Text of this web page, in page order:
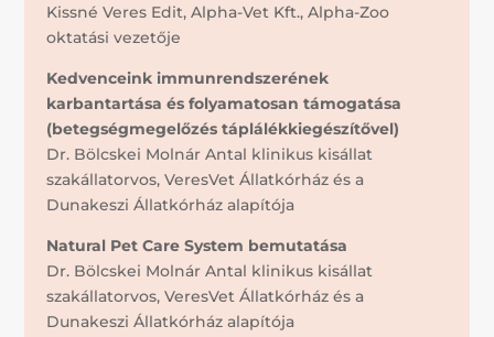
Kissné Veres Edit, Alpha-Vet Kft., Alpha-Zoo
oktatási vezetője
Kedvenceink immunrendszerének
karbantartása és folyamatosan támogatása
(betegségmegelőzés táplálékkiegészítővel)
Dr. Bölcskei Molnár Antal klinikus kisállat
szakállatorvos, VeresVet Állatkórház és a
Dunakeszi Állatkórház alapítója
Natural Pet Care System bemutatása
Dr. Bölcskei Molnár Antal klinikus kisállat
szakállatorvos, VeresVet Állatkórház és a
Dunakeszi Állatkórház alapítója